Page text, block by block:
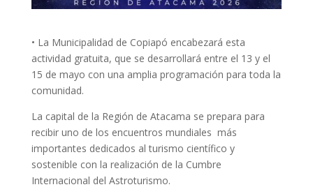
• La Municipalidad de Copiapó encabezará esta
actividad gratuita, que se desarrollará entre el 13 y el
15 de mayo con una amplia programación para toda la
comunidad.
La capital de la Región de Atacama se prepara para
recibir uno de los encuentros mundiales más
importantes dedicados al turismo científico y
sostenible con la realización de la Cumbre
Internacional del Astroturismo.